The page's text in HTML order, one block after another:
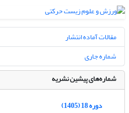
مقالات آماده انتشار
شماره جاری
شماره‌های پیشین نشریه
دوره 18 (1405)